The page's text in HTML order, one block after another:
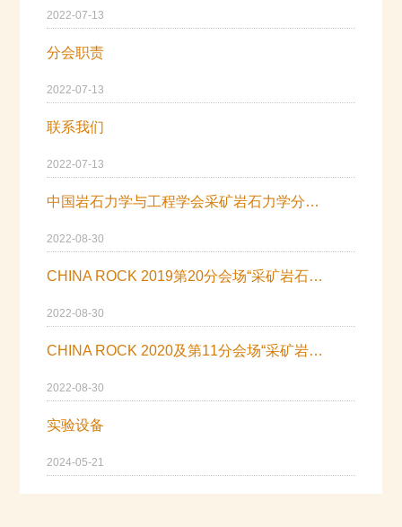
2022-07-13
分会职责
2022-07-13
联系我们
2022-07-13
中国岩石力学与工程学会采矿岩石力学分会成立大会暨第一次会员代表大会在北京召开
2022-08-30
CHINA ROCK 2019第20分会场“采矿岩石力学与岩层控制会议”在京成功召开
2022-08-30
CHINA ROCK 2020及第11分会场“采矿岩石力学与岩层控制会议”在京召开
2022-08-30
实验设备
2024-05-21